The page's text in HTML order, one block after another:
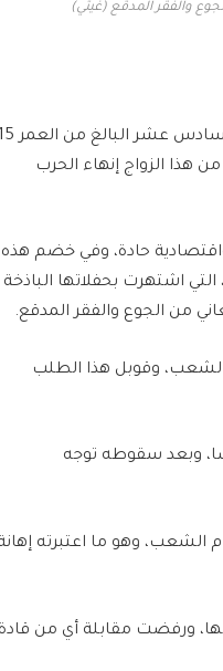
والفقر المدقع (غيتي)
خلال فترة الصراع بين النمسا وفرنسا، تم عقد اتفاق بين الدولتين لتزويج
وذلك في 16 مايو/أيار عام 1770. كان الهدف من هذا الزواج إنهاء الحرب
حادة، وفي خضم هذه
اشتهرت بحفلاتها الباذخة
من الجوع والفقر المدقع.
الشعب، وقوبل هذا الطلب
فرنسا، وبعد سقوطه توجه
الشعب، وهو ما اعتبرته
ورفضت مقابلة أي من قادة